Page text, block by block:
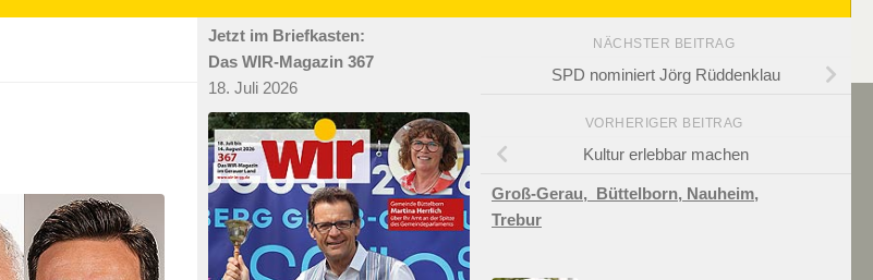
NÄCHSTER BEITRAG
SPD nominiert Jörg Rüddenklau
VORHERIGER BEITRAG
Kultur erlebbar machen
Groß-Gerau, Büttelborn, Nauheim,
Trebur
Jetzt im Briefkasten:
Das WIR-Magazin 367
18. Juli 2026